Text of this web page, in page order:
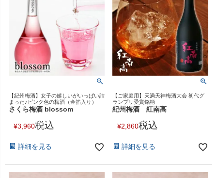
【紀州梅酒】女子の嬉しいがいっぱい詰
まった♪ピンク色の梅酒（金箔入り）
さくら梅酒 blossom
¥3,960税込
詳細を見る
【ご家庭用】天満天神梅酒大会 初代グ
ランプリ受賞銘柄
紀州梅酒 紅南高
¥2,860税込
詳細を見る